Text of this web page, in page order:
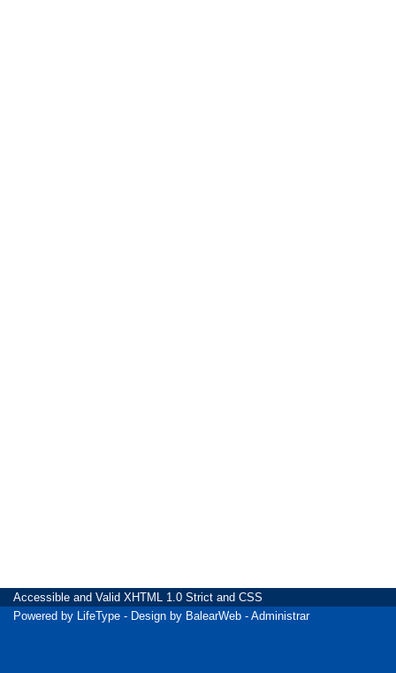
Accessible and Valid XHTML 1.0 Strict and CSS
Powered by LifeType - Design by BalearWeb - Administrar